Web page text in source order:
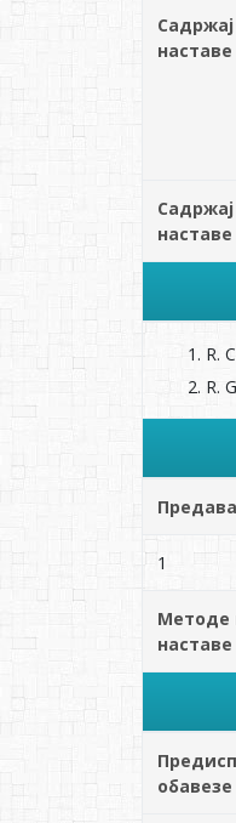
наставе
наставе
R.
R.
1
Методе
наставе
обавезе